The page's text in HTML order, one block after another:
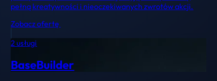
pełną kreatywności i nieoczekiwanych zwrotów akcji.
Zobacz ofertę
2 usługi
BaseBuilder